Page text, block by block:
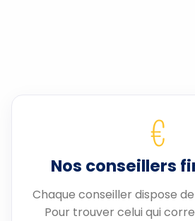
€
Nos conseillers
Chaque conseiller dispose
Pour trouver celui qui